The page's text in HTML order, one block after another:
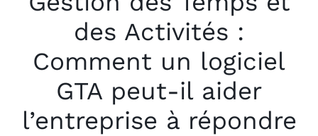
des Activités :
Comment un logiciel
GTA peut-il aider
l’entreprise à répondre